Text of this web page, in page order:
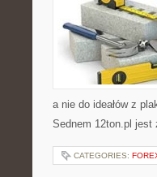
a nie do ideałów z
Sednem 12ton.pl
CATEGORIES: